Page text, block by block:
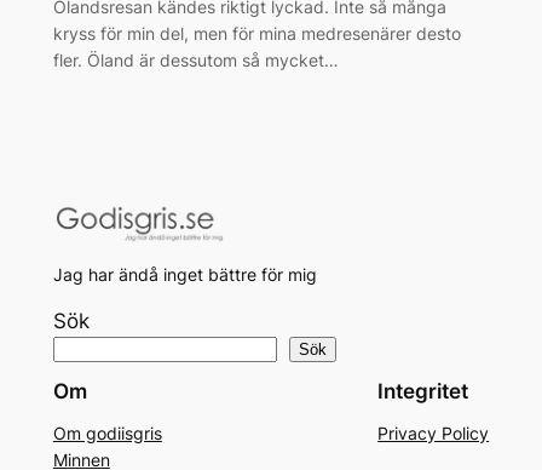
Ölandsresan kändes riktigt lyckad. Inte så många
kryss för min del, men för mina medresenärer desto
fler. Öland är dessutom så mycket…
Jag har ändå inget bättre för mig
Sök
Sök
Om
Om godiisgris
Minnen
Integritet
Privacy Policy